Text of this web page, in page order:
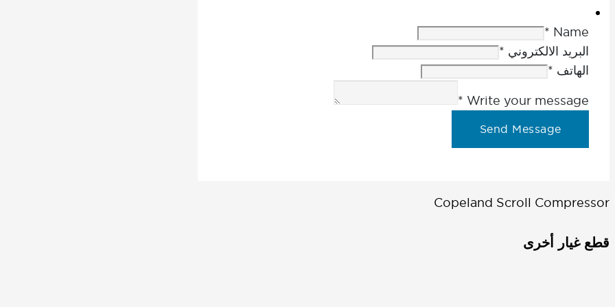
Name
*
البريد الالكتروني *
الهاتف *
Write your message
*
Send Message
Copeland Scroll Compressor
قطع غيار أخرى